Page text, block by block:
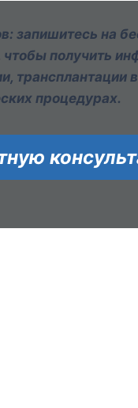
запишитесь на
чтобы получить
трансплантации
процедурах.